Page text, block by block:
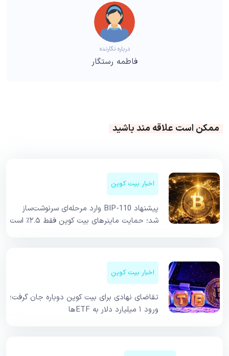
درباره نگارنده
فاطمه رستگار
ممکن است علاقه مند باشید
اخبار بیت کوین
پیشنهاد BIP-110 وارد مرحله‌ای سرنوشت‌ساز
شد؛ حمایت ماینرهای بیت کوین فقط ۲.۵٪ است
اخبار بیت کوین
تقاضای نهادی برای بیت کوین دوباره جان گرفت؛
ورود ۱ میلیارد دلار به ETFها